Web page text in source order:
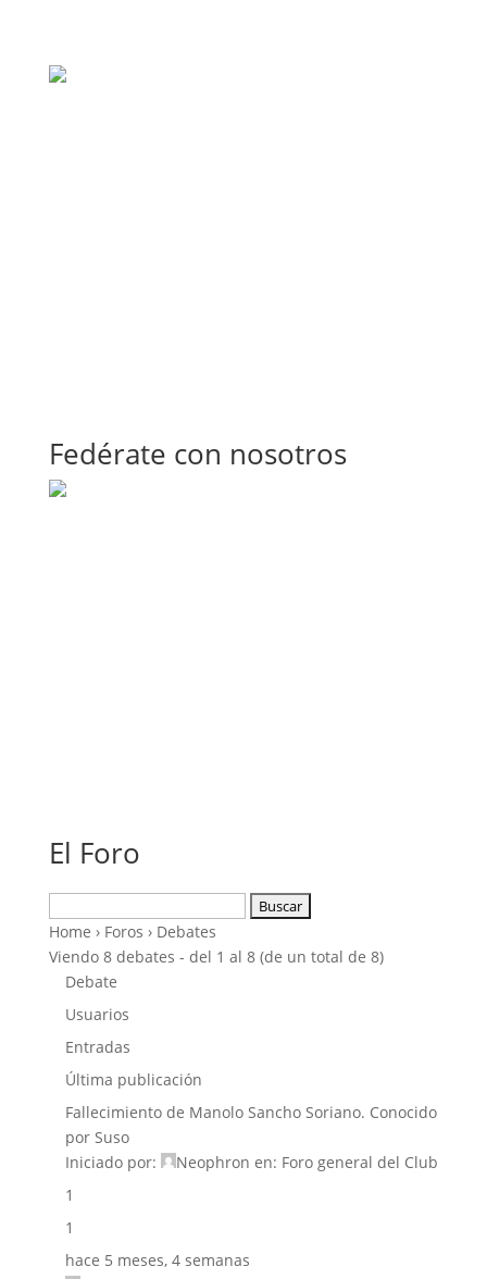
Fedérate con nosotros
El Foro
Home › Foros › Debates
Viendo 8 debates - del 1 al 8 (de un total de 8)
Debate
Usuarios
Entradas
Última publicación
Fallecimiento de Manolo Sancho Soriano. Conocido
por Suso
Iniciado por:
Neophron en: Foro general del Club
1
1
hace 5 meses, 4 semanas